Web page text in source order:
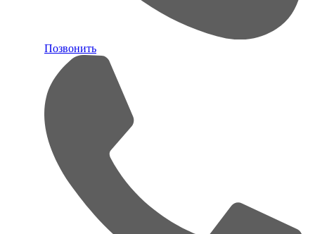
Позвонить